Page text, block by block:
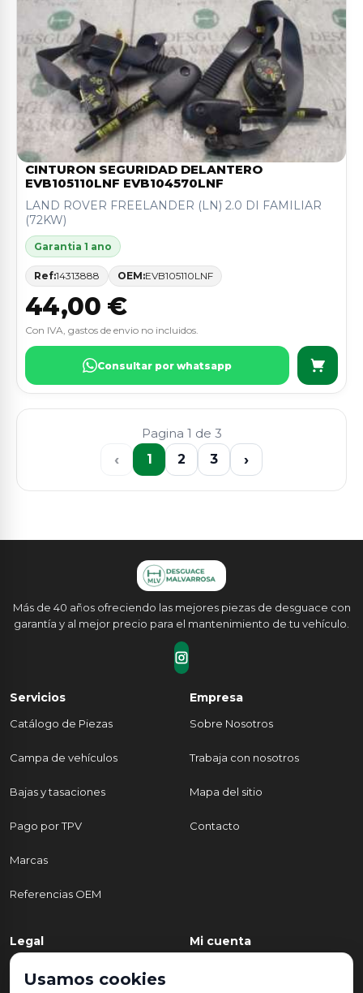
CINTURON SEGURIDAD DELANTERO
EVB105110LNF EVB104570LNF
LAND ROVER FREELANDER (LN) 2.0 DI FAMILIAR
(72KW)
Garantia 1 ano
Ref:14313888 OEM:EVB105110LNF
44,00 €
Con IVA, gastos de envio no incluidos.
Consultar por whatsapp
Pagina 1 de 3
‹ 1 2 3 ›
Más de 40 años ofreciendo las mejores piezas de desguace con
garantía y al mejor precio para el mantenimiento de tu vehículo.
Servicios
Catálogo de Piezas
Campa de vehículos
Bajas y tasaciones
Pago por TPV
Marcas
Referencias OEM
Empresa
Sobre Nosotros
Trabaja con nosotros
Mapa del sitio
Contacto
Legal
Política de Privacidad
Mi cuenta
Usamos cookies